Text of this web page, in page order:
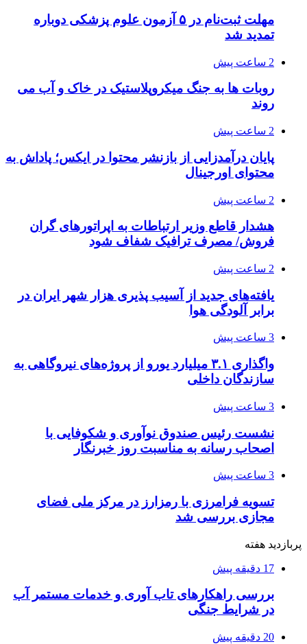
مهلت ثبت‌نام در ۵ آزمون علوم پزشکی دوباره
تمدید شد
2 ساعت پیش
روبات ها به جنگ میکروپلاستیک در خاک و آب می
روند
2 ساعت پیش
پایان درآمدزایی از بازنشر محتوا در ایکس؛ پاداش به
محتوای اورجینال
2 ساعت پیش
هشدار قاطع وزیر ارتباطات به اپراتورهای گران
فروش/ مصرف ترافیک شفاف شود
2 ساعت پیش
یافته‌های جدید از آسیب پذیری هزار شهر ایران در
برابر آلودگی هوا
3 ساعت پیش
واگذاری ۳.۱ میلیارد یورو از پروژه‌های نیروگاهی به
سازندگان داخلی
3 ساعت پیش
نشست رئیس صندوق نوآوری و شکوفایی با
اصحاب رسانه به مناسبت روز خبرنگار
3 ساعت پیش
تسویه فرامرزی با رمزارز در مرکز ملی فضای
مجازی بررسی شد
پربازدید هفته
17 دقیقه پیش
بررسی راهکارهای تاب آوری و خدمات مستمر آب
در شرایط جنگی
20 دقیقه پیش